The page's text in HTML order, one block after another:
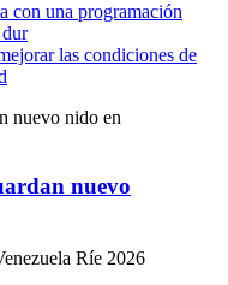
con una programación
las condiciones de
nuevo